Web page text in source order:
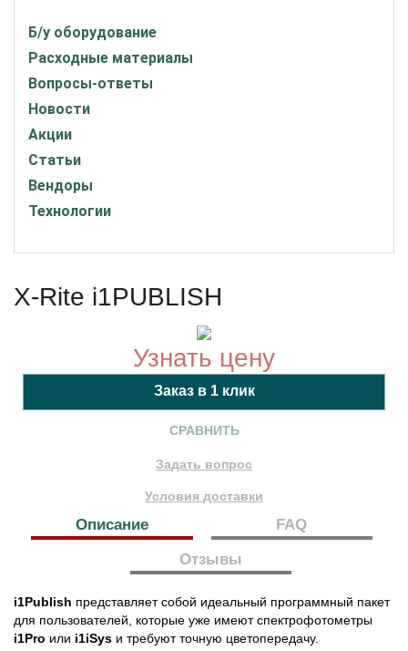
Б/у оборудование
Расходные материалы
Вопросы-ответы
Новости
Акции
Статьи
Вендоры
Технологии
X-Rite i1PUBLISH
Узнать цену
СРАВНИТЬ
Задать вопрос
Условия доставки
Описание
FAQ
Отзывы
i1Publish представляет собой идеальный программный пакет
для пользователей, которые уже имеют спектрофотометры
i1Pro или i1iSys и требуют точную цветопередачу.